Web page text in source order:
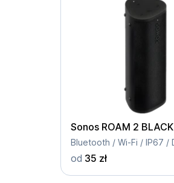
Sonos ROAM 2 BLACK
od 35 zł